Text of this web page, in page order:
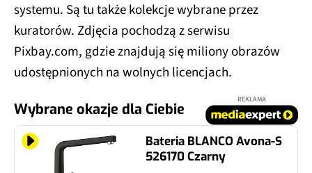
systemu. Są tu także kolekcje wybrane przez
kuratorów. Zdjęcia pochodzą z serwisu
Pixbay.com, gdzie znajdują się miliony obrazów
udostępnionych na wolnych licencjach.
Wybrane okazje dla Ciebie
REKLAMA
Bateria BLANCO Avona-S
526170 Czarny